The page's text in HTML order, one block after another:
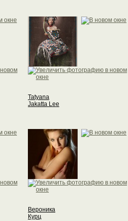
Tatyana
Jakatta Lee
Вероника
Курц